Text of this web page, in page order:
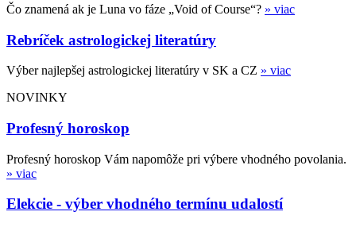
Čo znamená ak je Luna vo fáze „Void of Course“? » viac
Rebríček astrologickej literatúry
Výber najlepšej astrologickej literatúry v SK a CZ » viac
NOVINKY
Profesný horoskop
Profesný horoskop Vám napomôže pri výbere vhodného povolania.
» viac
Elekcie - výber vhodného termínu udalostí